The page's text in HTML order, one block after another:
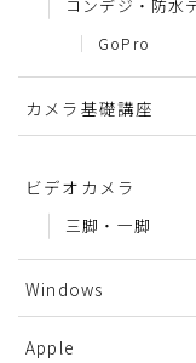
コンデジ・防水
GoPro
カメラ基礎講座
ビデオカメラ
三脚・一脚
Windows
Apple